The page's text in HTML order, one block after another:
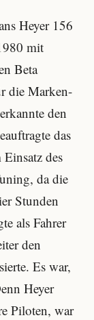
Heyer 156
mit
Beta
die Marken-
den
das
des
da die
Stunden
als Fahrer
den
Es war,
Heyer
Piloten, war